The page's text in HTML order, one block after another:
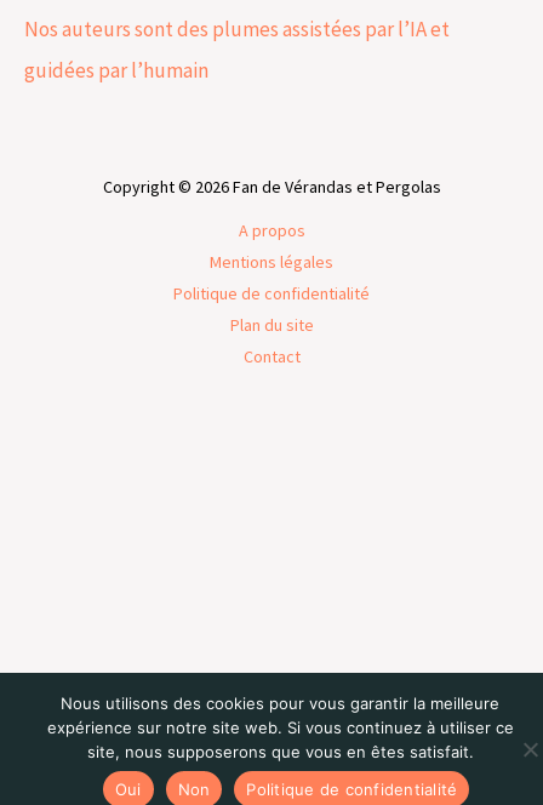
Nos auteurs sont des plumes assistées par l’IA et
guidées par l’humain
Copyright © 2026 Fan de Vérandas et Pergolas
A propos
Mentions légales
Politique de confidentialité
Plan du site
Contact
Nous utilisons des cookies pour vous garantir la meilleure
expérience sur notre site web. Si vous continuez à utiliser ce
site, nous supposerons que vous en êtes satisfait.
Oui
Non Politique de confidentialité